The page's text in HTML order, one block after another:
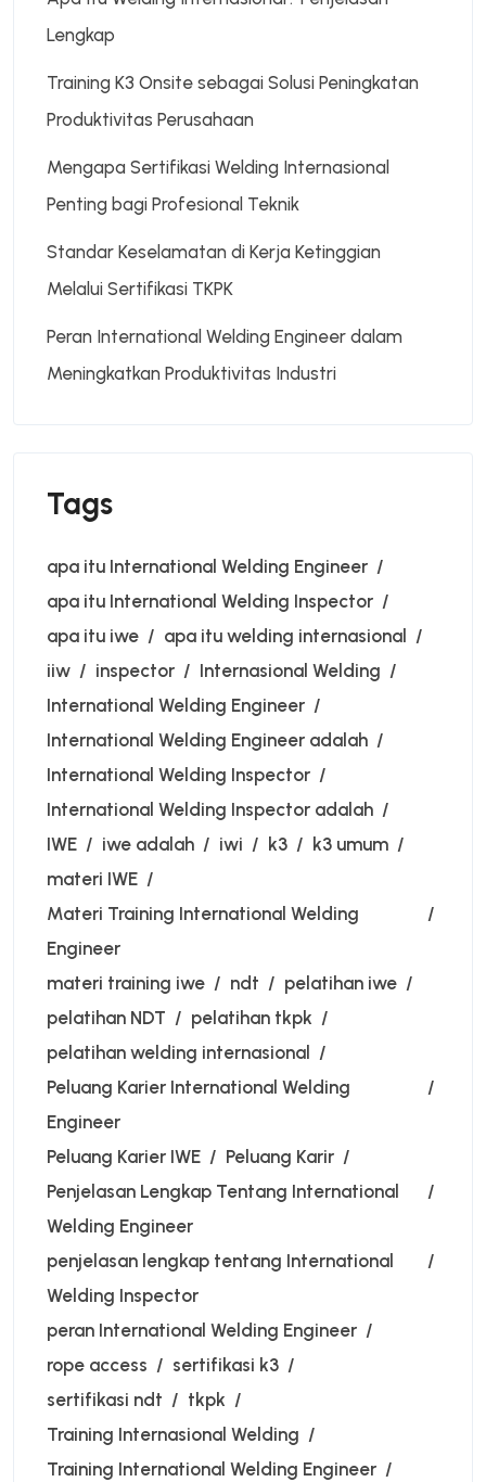
Lengkap
Training K3 Onsite sebagai Solusi Peningkatan
Produktivitas Perusahaan
Mengapa Sertifikasi Welding Internasional
Penting bagi Profesional Teknik
Standar Keselamatan di Kerja Ketinggian
Melalui Sertifikasi TKPK
Peran International Welding Engineer dalam
Meningkatkan Produktivitas Industri
Tags
apa itu International Welding Engineer
apa itu International Welding Inspector
apa itu iwe
apa itu welding internasional
iiw
inspector
Internasional Welding
International Welding Engineer
International Welding Engineer adalah
International Welding Inspector
International Welding Inspector adalah
IWE
iwe adalah iwi k3
k3 umum
materi IWE
Materi Training International Welding
Engineer
materi training iwe
ndt
pelatihan iwe
pelatihan NDT
pelatihan tkpk
pelatihan welding internasional
Peluang Karier International Welding
Engineer
Peluang Karier IWE
Peluang Karir
Penjelasan Lengkap Tentang International
Welding Engineer
penjelasan lengkap tentang International
Welding Inspector
peran International Welding Engineer
rope access
sertifikasi k3
sertifikasi ndt
tkpk
Training Internasional Welding
Training International Welding Engineer